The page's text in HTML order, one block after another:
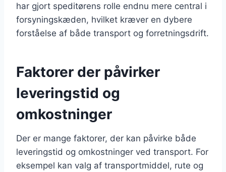
har gjort speditørens rolle endnu mere central i
forsyningskæden, hvilket kræver en dybere
forståelse af både transport og forretningsdrift.
Faktorer der påvirker
leveringstid og
omkostninger
Der er mange faktorer, der kan påvirke både
leveringstid og omkostninger ved transport. For
eksempel kan valg af transportmiddel, rute og